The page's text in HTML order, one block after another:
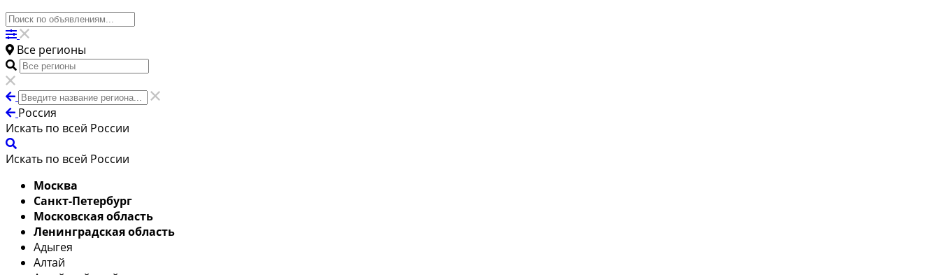
Все регионы
Россия
Искать по всей России
Искать по всей России
Москва
Санкт-Петербург
Московская область
Ленинградская область
Адыгея
Алтай